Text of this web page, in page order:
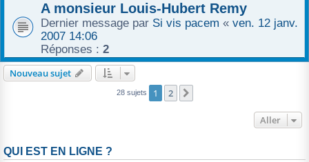
A monsieur Louis-Hubert Remy
Dernier message par Si vis pacem « ven. 12 janv.
2007 14:06
Réponses : 2
Nouveau sujet
28 sujets 1 2
Aller
QUI EST EN LIGNE ?